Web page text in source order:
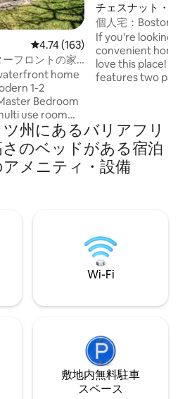
レビュー163件、5つ星中4.74つ
4.74 (163)
フロントの家
home
1-2
Bedroom
use room
bedroom with
which leads out
please.
チェスナット・ヒ
ション・アパート
個人宅：Boston
CountryClub
If you're looking
convenient home
love this place! This spacious apartment
features two
Country Club
Line, Star Market,
and the Boston
Farber. The host
州にあるバリアフリ
のベッドがある宿泊
メニティ・設備
Wi-Fi
敷地内無料駐⁠車
ス⁠ペ⁠ー⁠ス